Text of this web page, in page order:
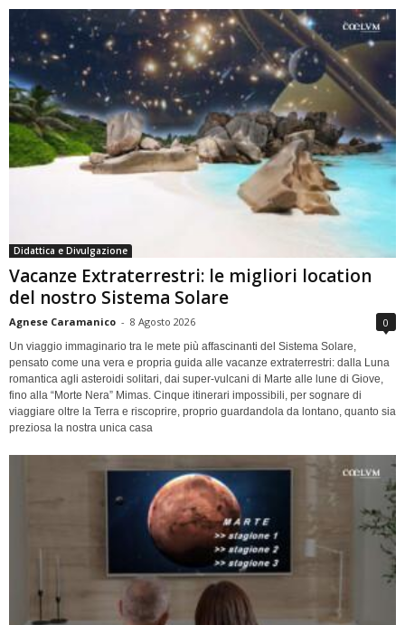
Didattica e Divulgazione
Vacanze Extraterrestri: le migliori location
del nostro Sistema Solare
Agnese Caramanico - 8 Agosto 2026 0
Un viaggio immaginario tra le mete più affascinanti del Sistema Solare,
pensato come una vera e propria guida alle vacanze extraterrestri: dalla Luna
romantica agli asteroidi solitari, dai super-vulcani di Marte alle lune di Giove,
fino alla “Morte Nera” Mimas. Cinque itinerari impossibili, per sognare di
viaggiare oltre la Terra e riscoprire, proprio guardandola da lontano, quanto sia
preziosa la nostra unica casa